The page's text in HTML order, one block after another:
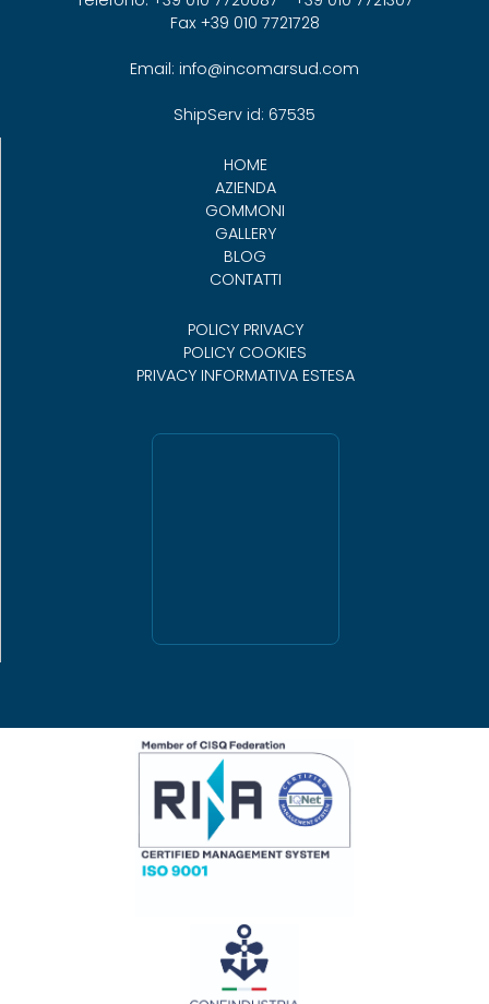
Fax +39 010 7721728
Email: info@incomarsud.com
ShipServ id: 67535
HOME
AZIENDA
GOMMONI
GALLERY
BLOG
CONTATTI
POLICY PRIVACY
POLICY COOKIES
PRIVACY INFORMATIVA ESTESA